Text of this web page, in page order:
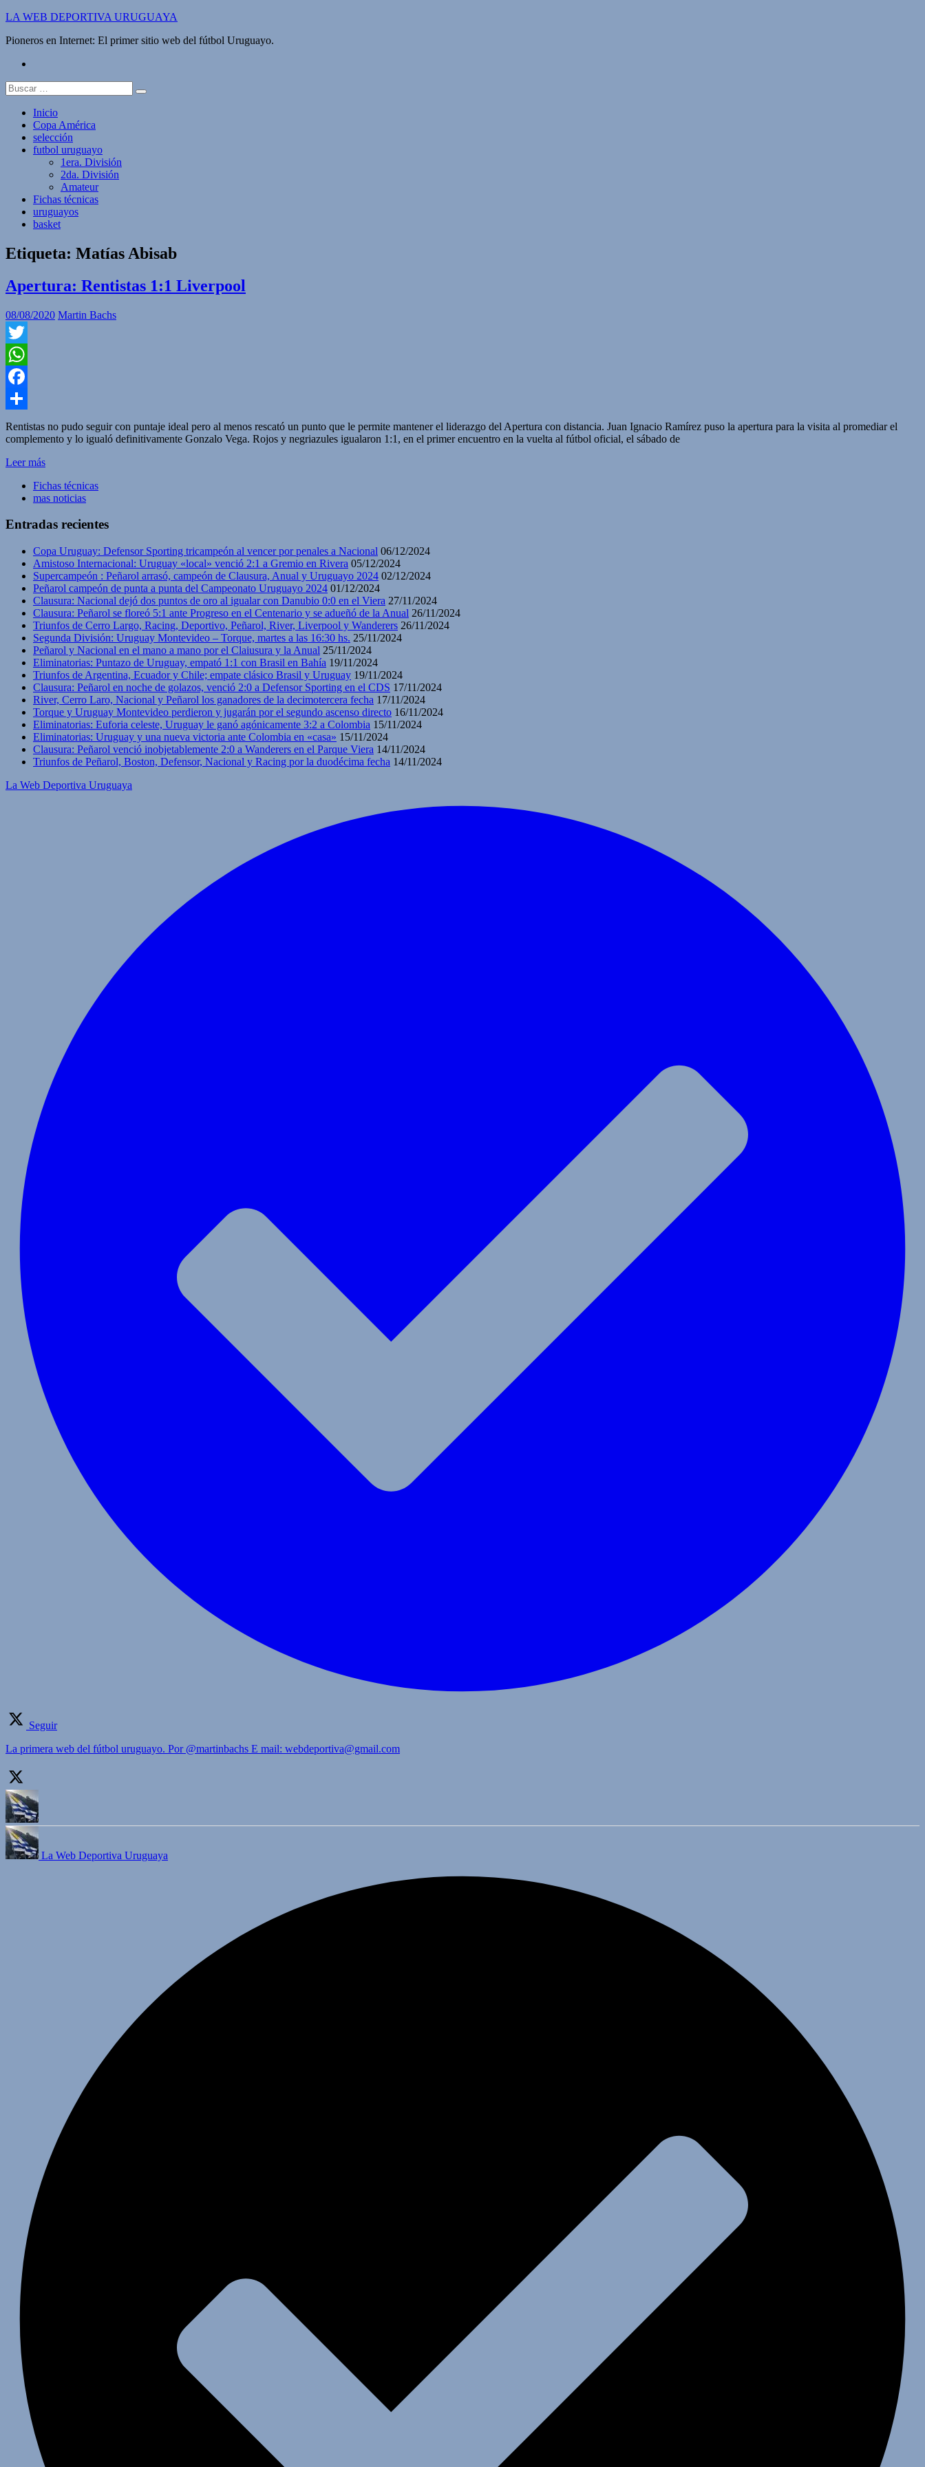
Saltar
contenido
LA WEB DEPORTIVA URUGUAYA
Pioneros en Internet: El primer sitio web del fútbol Uruguayo.
Buscar:
Inicio
Copa América
selección
futbol uruguayo
1era. División
2da. División
Amateur
Fichas técnicas
uruguayos
basket
Etiqueta: Matías Abisab
Apertura: Rentistas 1:1 Liverpool
08/08/2020 Martin Bachs
Twitter
WhatsApp
Facebook
Compartir
Rentistas no pudo seguir con puntaje ideal pero al menos rescató un punto que le permite mantener el liderazgo del Apertura con distancia. Juan Ignacio Ramírez puso la apertura para la visita al promediar el
complemento y lo igualó definitivamente Gonzalo Vega. Rojos y negriazules igualaron 1:1, en el primer encuentro en la vuelta al fútbol oficial, el sábado de
Leer más
Fichas técnicas
mas noticias
Entradas recientes
Copa Uruguay: Defensor Sporting tricampeón al vencer por penales a Nacional 06/12/2024
Amistoso Internacional: Uruguay «local» venció 2:1 a Gremio en Rivera 05/12/2024
Supercampeón : Peñarol arrasó, campeón de Clausura, Anual y Uruguayo 2024 02/12/2024
Peñarol campeón de punta a punta del Campeonato Uruguayo 2024 01/12/2024
Clausura: Nacional dejó dos puntos de oro al igualar con Danubio 0:0 en el Viera 27/11/2024
Clausura: Peñarol se floreó 5:1 ante Progreso en el Centenario y se adueñó de la Anual 26/11/2024
Triunfos de Cerro Largo, Racing, Deportivo, Peñarol, River, Liverpool y Wanderers 26/11/2024
Segunda División: Uruguay Montevideo – Torque, martes a las 16:30 hs. 25/11/2024
Peñarol y Nacional en el mano a mano por el Claiusura y la Anual 25/11/2024
Eliminatorias: Puntazo de Uruguay, empató 1:1 con Brasil en Bahía 19/11/2024
Triunfos de Argentina, Ecuador y Chile; empate clásico Brasil y Uruguay 19/11/2024
Clausura: Peñarol en noche de golazos, venció 2:0 a Defensor Sporting en el CDS 17/11/2024
River, Cerro Laro, Nacional y Peñarol los ganadores de la decimotercera fecha 17/11/2024
Torque y Uruguay Montevideo perdieron y jugarán por el segundo ascenso directo 16/11/2024
Eliminatorias: Euforia celeste, Uruguay le ganó agónicamente 3:2 a Colombia 15/11/2024
Eliminatorias: Uruguay y una nueva victoria ante Colombia en «casa» 15/11/2024
Clausura: Peñarol venció inobjetablemente 2:0 a Wanderers en el Parque Viera 14/11/2024
Triunfos de Peñarol, Boston, Defensor, Nacional y Racing por la duodécima fecha 14/11/2024
La Web Deportiva Uruguaya
Seguir
La primera web del fútbol uruguayo. Por @martinbachs E mail: webdeportiva@gmail.com
La Web Deportiva Uruguaya